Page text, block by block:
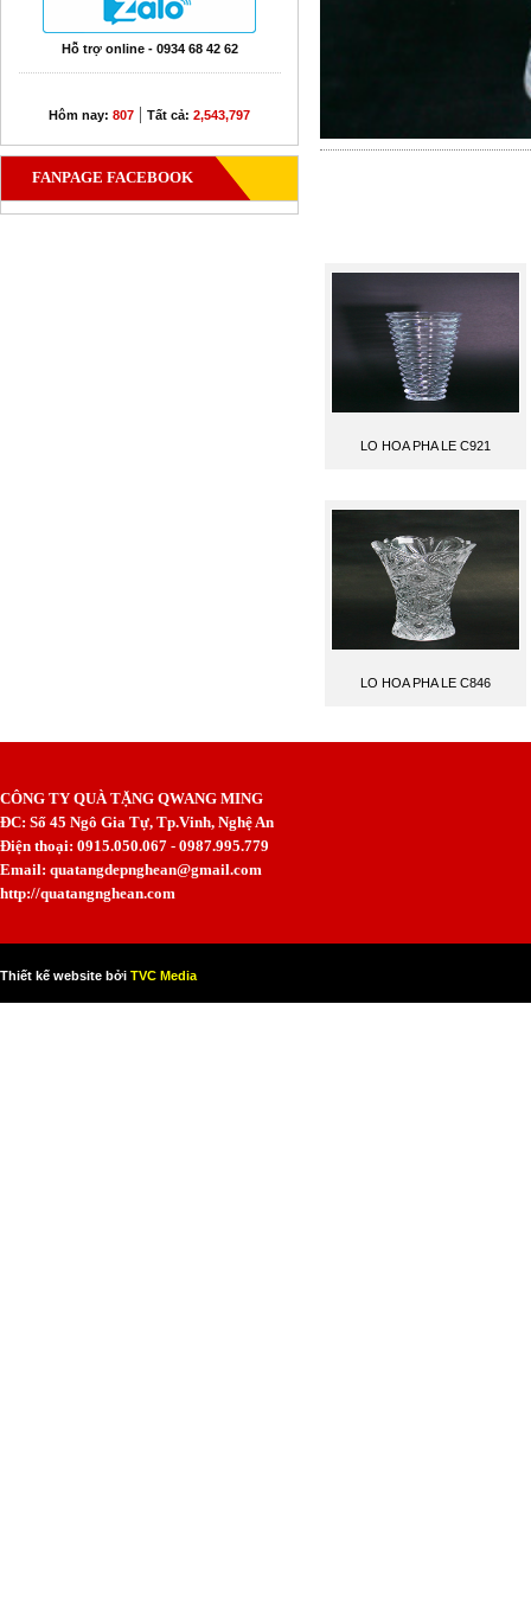
Hỗ trợ online - 0934 68 42 62
Hôm nay: 807 | Tất cả: 2,543,797
FANPAGE FACEBOOK
LO HOA PHA LE C921
LO HOA PHA LE C846
CÔNG TY QUÀ TẶNG QWANG MING
ĐC: Số 45 Ngô Gia Tự, Tp.Vinh, Nghệ An
Điện thoại: 0915.050.067 - 0987.995.779
Email: quatangdepnghean@gmail.com
http://quatangnghean.com
Thiết kế website bởi TVC Media